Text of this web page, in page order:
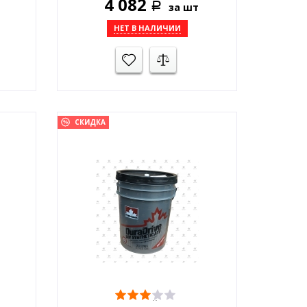
Р за шт
НЕТ В НАЛИЧИИ
СКИДКА